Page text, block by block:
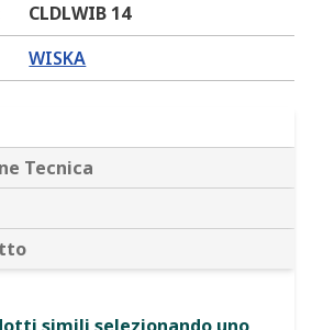
CLDLWIB 14
WISKA
Tecnica